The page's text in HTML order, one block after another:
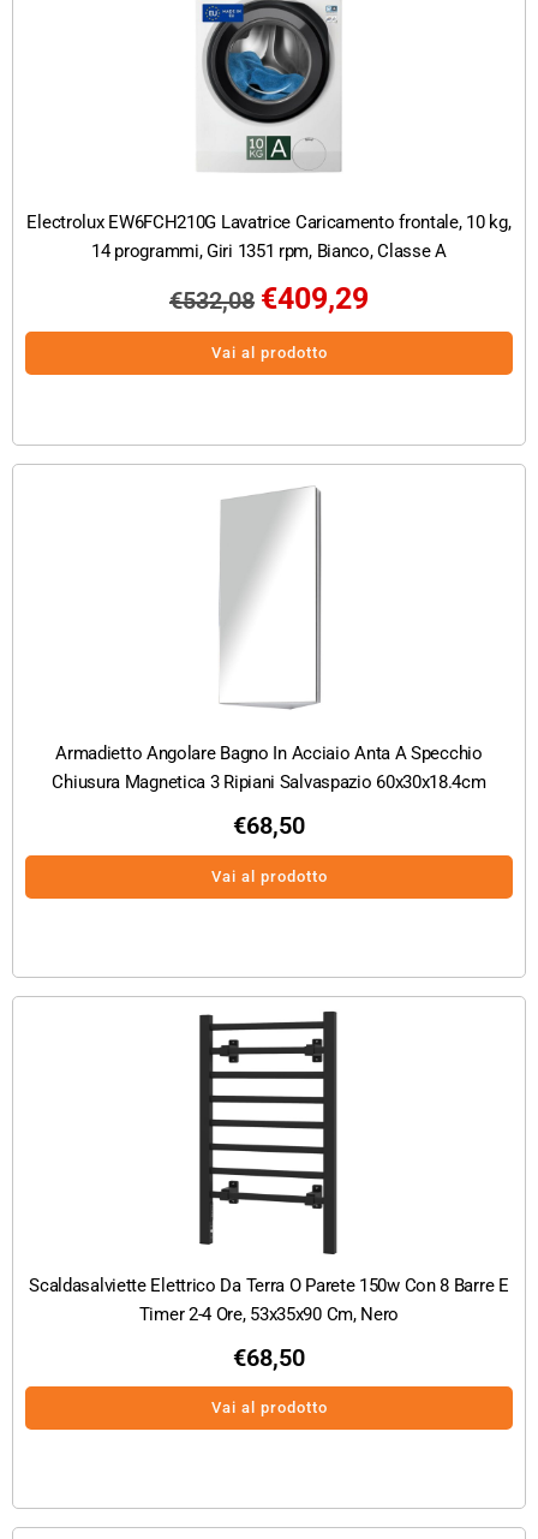
Electrolux EW6FCH210G Lavatrice Caricamento frontale, 10 kg,
14 programmi, Giri 1351 rpm, Bianco, Classe A
€532,08 €409,29
Vai al prodotto
Armadietto Angolare Bagno In Acciaio Anta A Specchio
Chiusura Magnetica 3 Ripiani Salvaspazio 60x30x18.4cm
€68,50
Vai al prodotto
Scaldasalviette Elettrico Da Terra O Parete 150w Con 8 Barre E
Timer 2-4 Ore, 53x35x90 Cm, Nero
€68,50
Vai al prodotto